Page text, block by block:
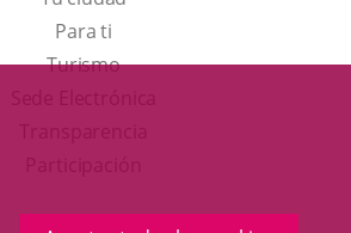
Para ti
TurismoEste